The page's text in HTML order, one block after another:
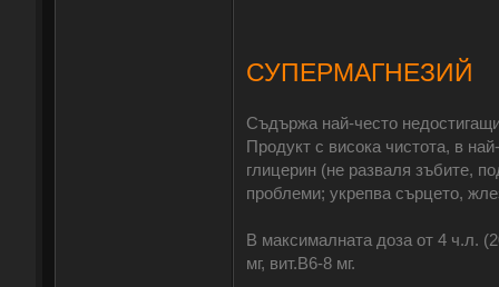
СУПЕРМАГНЕЗИЙ
Съдържа най-често
Продукт с висока чистота, в
глицерин (не разваля зъбите,
проблеми; укрепва сърцето,
В максималната доза от 4 ч.л.
мг, вит.В6-8 мг.